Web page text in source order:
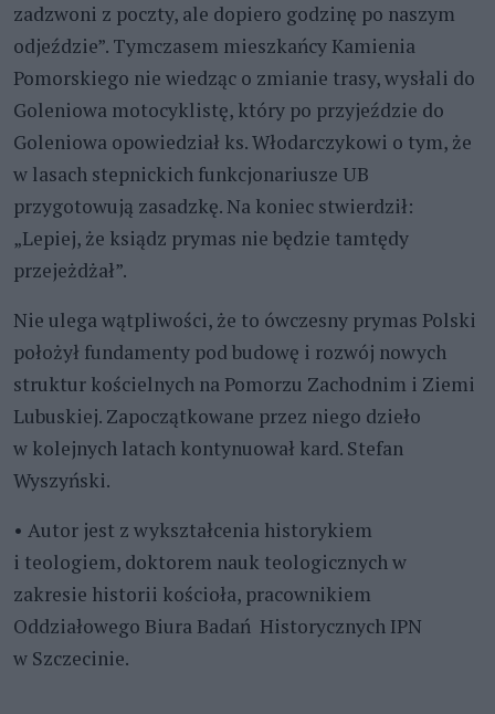
zadzwoni z poczty, ale dopiero godzinę po naszym
odjeździe”. Tymczasem mieszkańcy Kamienia
Pomorskiego nie wiedząc o zmianie trasy, wysłali do
Goleniowa motocyklistę, który po przyjeździe do
Goleniowa opowiedział ks. Włodarczykowi o tym, że
w lasach stepnickich funkcjonariusze UB
przygotowują zasadzkę. Na koniec stwierdził:
„Lepiej, że ksiądz prymas nie będzie tamtędy
przejeżdżał”.
Nie ulega wątpliwości, że to ówczesny prymas Polski
położył fundamenty pod budowę i rozwój nowych
struktur kościelnych na Pomorzu Zachodnim i Ziemi
Lubuskiej. Zapoczątkowane przez niego dzieło
w kolejnych latach kontynuował kard. Stefan
Wyszyński.
• Autor jest z wykształcenia historykiem
i teologiem, doktorem nauk teologicznych w
zakresie historii kościoła, pracownikiem
Oddziałowego Biura Badań Historycznych IPN
w Szczecinie.